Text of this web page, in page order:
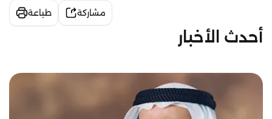
مشاركة طباعة
أحدث الأخبار